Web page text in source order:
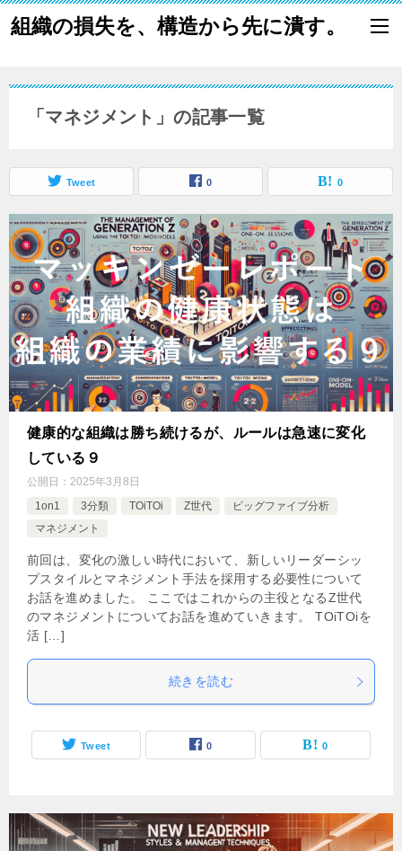
組織の損失を、構造から先に潰す。
「マネジメント」の記事一覧
Tweet 0 0
健康的な組織は勝ち続けるが、ルールは急速に変化
している９
公開日： 2025年3月8日
1on1
3分類 TOiTOi Z世代
ビッグファイブ分析
マネジメント
前回は、変化の激しい時代において、新しいリーダーシッ
プスタイルとマネジメント手法を採用する必要性について
お話を進めました。 ここではこれからの主役となるZ世代
のマネジメントについてお話を進めていきます。 TOiTOiを
活 […]
続きを読む
Tweet 0 0